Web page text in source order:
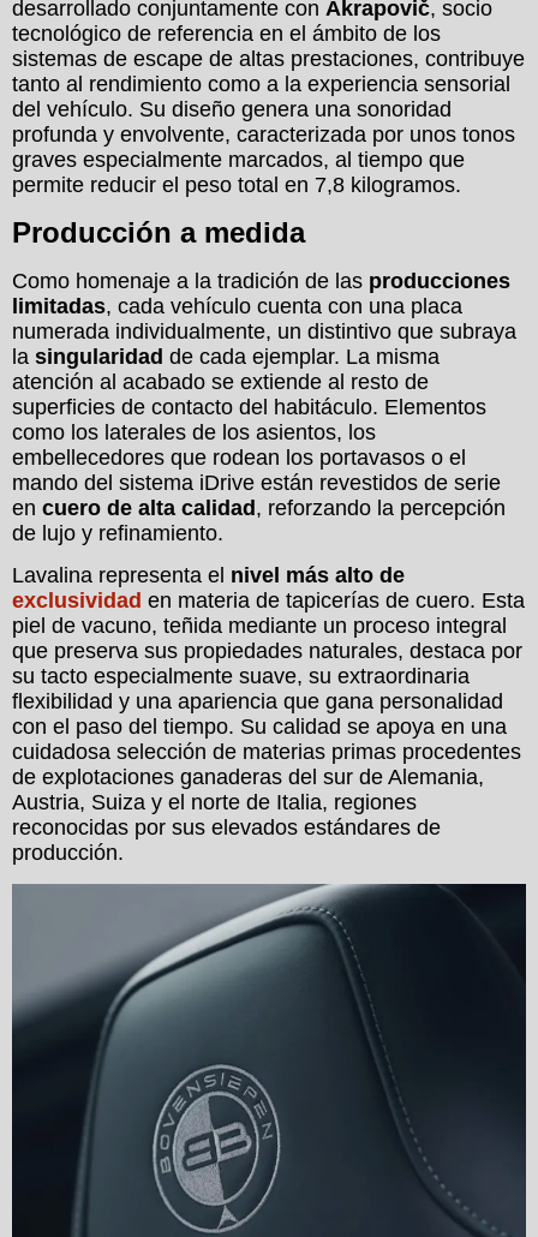
desarrollado conjuntamente con Akrapovič, socio
tecnológico de referencia en el ámbito de los
sistemas de escape de altas prestaciones, contribuye
tanto al rendimiento como a la experiencia sensorial
del vehículo. Su diseño genera una sonoridad
profunda y envolvente, caracterizada por unos tonos
graves especialmente marcados, al tiempo que
permite reducir el peso total en 7,8 kilogramos.
Producción a medida
Como homenaje a la tradición de las producciones
limitadas, cada vehículo cuenta con una placa
numerada individualmente, un distintivo que subraya
la singularidad de cada ejemplar. La misma
atención al acabado se extiende al resto de
superficies de contacto del habitáculo. Elementos
como los laterales de los asientos, los
embellecedores que rodean los portavasos o el
mando del sistema iDrive están revestidos de serie
en cuero de alta calidad, reforzando la percepción
de lujo y refinamiento.
Lavalina representa el nivel más alto de
exclusividad en materia de tapicerías de cuero. Esta
piel de vacuno, teñida mediante un proceso integral
que preserva sus propiedades naturales, destaca por
su tacto especialmente suave, su extraordinaria
flexibilidad y una apariencia que gana personalidad
con el paso del tiempo. Su calidad se apoya en una
cuidadosa selección de materias primas procedentes
de explotaciones ganaderas del sur de Alemania,
Austria, Suiza y el norte de Italia, regiones
reconocidas por sus elevados estándares de
producción.